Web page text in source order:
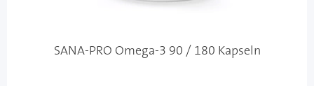
SANA-PRO Omega-3 90 / 180 Kapseln